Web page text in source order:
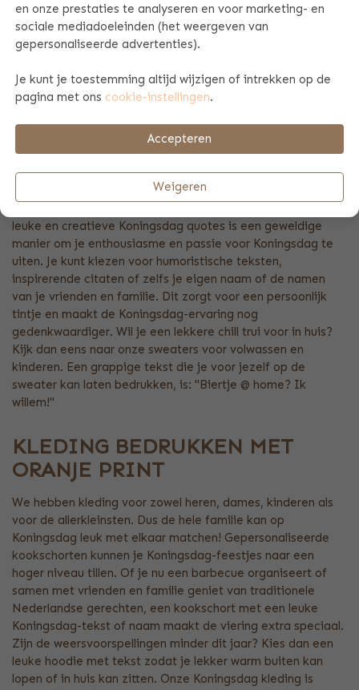
liefde voor het koningshuis en hun land uiten. Eén van de
beste manieren om je te laten zien tijdens Koningsdag is
door het dragen van shirts, truien, petten en vlaggen met
een Koningsdag print. Deze items zijn al jaren een traditie
tijdens de festiviteiten en geven een extra feestelijke sfeer
aan de dag.
KONINGSDAG T-SHIRT MET
NAAM
leuke en creatieve Koningsdag quotes is een geweldige
manier om je enthousiasme en passie voor Koningsdag te
uiten. Je kunt kiezen voor humoristische teksten,
inspirerende citaten of zelfs je eigen naam of de namen
van je vrienden en familie. Dit zorgt voor een persoonlijk
tintje en maakt de Koningsdag-ervaring nog
gedenkwaardiger. Wil je een lekkere chill trui voor in huis?
Kijk dan eens naar onze sweaters voor volwassen en
kinderen. Een grappige tekst die je voor jezelf op de
sweater kan laten bedrukken, is: ''Biertje @ home? Ik
willem!''
KLEDING BEDRUKKEN MET
ORANJE PRINT
We hebben kleding voor zowel heren, dames, kinderen als
voor de allerkleinsten. Dus de hele familie kan op
Koningsdag leuk met elkaar matchen! Gepersonaliseerde
kookschorten kunnen je Koningsdag-feestjes naar een
hoger niveau tillen. Of je nu een barbecue organiseert of
samen met vrienden en familie geniet van traditionele
Nederlandse gerechten, een kookschort met een leuke
Koningsdag-tekst of naam maakt de viering extra speciaal.
Zijn de weersvoorspellingen minder dit jaar? Kies dan een
leuke hoodie met tekst zodat je lekker warm buiten kan
lopen of in huis kan zitten. Onze Koningsdag kleding is
en onze prestaties te analyseren en voor marketing- en
sociale mediadoeleinden (het weergeven van
gepersonaliseerde advertenties).
Je kunt je toestemming altijd wijzigen of intrekken op de
pagina met ons cookie-instellingen.
Accepteren
Weigeren